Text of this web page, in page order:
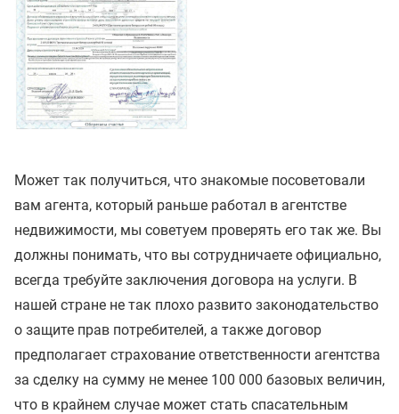
Может так получиться, что знакомые посоветовали
вам агента, который раньше работал в агентстве
недвижимости, мы советуем проверять его так же. Вы
должны понимать, что вы сотрудничаете официально,
всегда требуйте заключения договора на услуги. В
нашей стране не так плохо развито законодательство
о защите прав потребителей, а также договор
предполагает страхование ответственности агентства
за сделку на сумму не менее 100 000 базовых величин,
что в крайнем случае может стать спасательным